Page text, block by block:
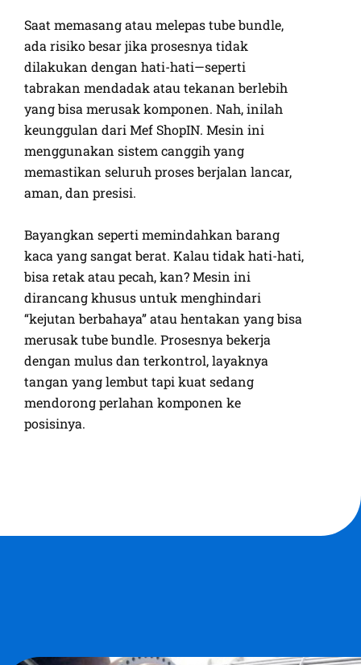
Saat memasang atau melepas tube bundle,
ada risiko besar jika prosesnya tidak
dilakukan dengan hati-hati—seperti
tabrakan mendadak atau tekanan berlebih
yang bisa merusak komponen. Nah, inilah
keunggulan dari Mef ShopIN. Mesin ini
menggunakan sistem canggih yang
memastikan seluruh proses berjalan lancar,
aman, dan presisi.
Bayangkan seperti memindahkan barang
kaca yang sangat berat. Kalau tidak hati-hati,
bisa retak atau pecah, kan? Mesin ini
dirancang khusus untuk menghindari
“kejutan berbahaya” atau hentakan yang bisa
merusak tube bundle. Prosesnya bekerja
dengan mulus dan terkontrol, layaknya
tangan yang lembut tapi kuat sedang
mendorong perlahan komponen ke
posisinya.